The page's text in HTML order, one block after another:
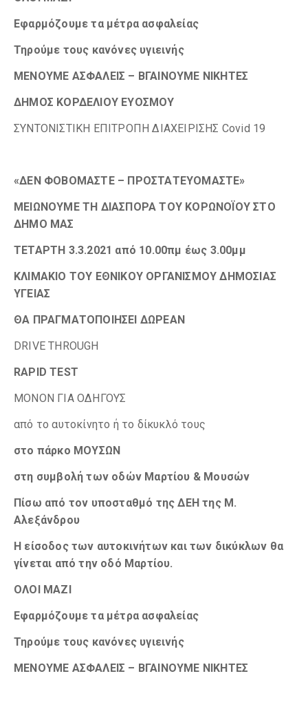
Εφαρμόζουμε τα μέτρα ασφαλείας
Τηρούμε τους κανόνες υγιεινής
ΜΕΝΟΥΜΕ ΑΣΦΑΛΕΙΣ – ΒΓΑΙΝΟΥΜΕ ΝΙΚΗΤΕΣ
ΔΗΜΟΣ ΚΟΡΔΕΛΙΟΥ ΕΥΟΣΜΟΥ
ΣΥΝΤΟΝΙΣΤΙΚΗ ΕΠΙΤΡΟΠΗ ΔΙΑΧΕΙΡΙΣΗΣ Covid 19
«ΔΕΝ ΦΟΒΟΜΑΣΤΕ – ΠΡΟΣΤΑΤΕΥΟΜΑΣΤΕ»
ΜΕΙΩΝΟΥΜΕ ΤΗ ΔΙΑΣΠΟΡΑ ΤΟΥ ΚΟΡΩΝΟΪΟΥ ΣΤΟ
ΔΗΜΟ ΜΑΣ
ΤΕΤΑΡΤΗ 3.3.2021 από 10.00πμ έως 3.00μμ
ΚΛΙΜΑΚΙΟ ΤΟΥ ΕΘΝΙΚΟΥ ΟΡΓΑΝΙΣΜΟΥ ΔΗΜΟΣΙΑΣ
ΥΓΕΙΑΣ
ΘΑ ΠΡΑΓΜΑΤΟΠΟΙΗΣΕΙ ΔΩΡΕΑΝ
DRIVE THROUGH
RAPIDTEST
ΜΟΝΟΝ ΓΙΑ ΟΔΗΓΟΥΣ
από το αυτοκίνητο ή το δίκυκλό τους
στο πάρκο ΜΟΥΣΩΝ
στη συμβολή των οδών Μαρτίου & Μουσών
Πίσω από τον υποσταθμό της ΔΕΗ της Μ.
Αλεξάνδρου
Η είσοδος των αυτοκινήτων και των δικύκλων θα
γίνεται από την οδό Μαρτίου.
ΟΛΟΙ ΜΑΖΙ
Εφαρμόζουμε τα μέτρα ασφαλείας
Τηρούμε τους κανόνες υγιεινής
ΜΕΝΟΥΜΕ ΑΣΦΑΛΕΙΣ – ΒΓΑΙΝΟΥΜΕ ΝΙΚΗΤΕΣ